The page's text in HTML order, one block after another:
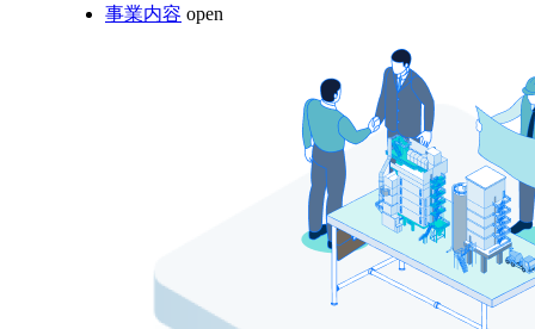
事業内容 open